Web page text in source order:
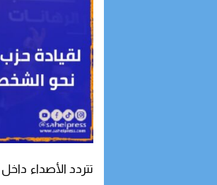
تتردد الأصداء